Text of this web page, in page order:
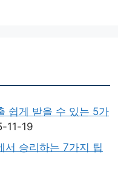
쉽게 받을 수 있는 5가
11-19
서 승리하는 7가지 팁